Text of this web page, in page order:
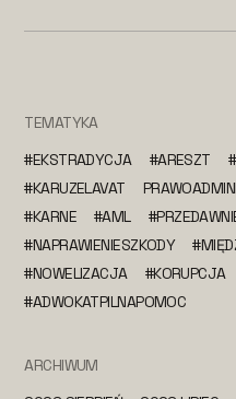
TEMATYKA
#EKSTRADYCJA
#ARESZT
#KARUZELAVAT
#KARNE
#AML
#NAPRAWIENIESZKODY
#NOWELIZACJA
#KORUPCJA
#ADWOKATPILNAPOMOC
ARCHIWUM